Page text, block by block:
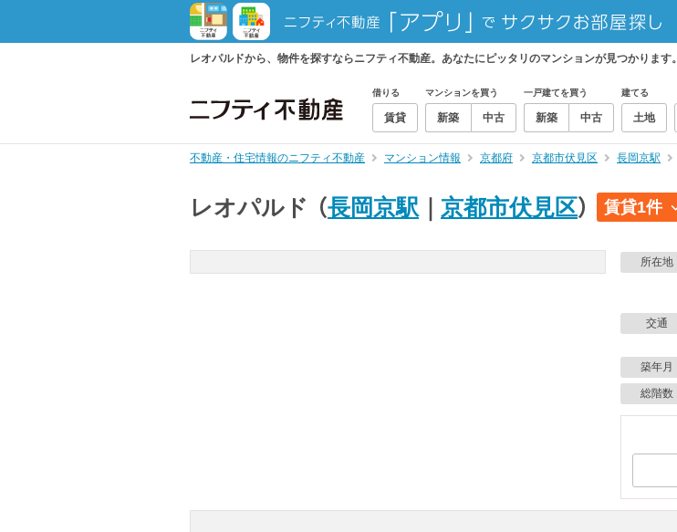
レオパルドから、物件を探すならニフティ不動産。あなたにピッタリのマンションが見つかります。
借りる
賃貸
マンションを買う
新築 中古
一戸建てを買う
新築 中古
建てる
土地
不動産・住宅情報のニフティ不動産 マンション情報 京都府 京都市伏見区 長岡京駅
レオパルド （長岡京駅 京都市伏見区） 賃貸1件
所在地
交通
築年月
総階数